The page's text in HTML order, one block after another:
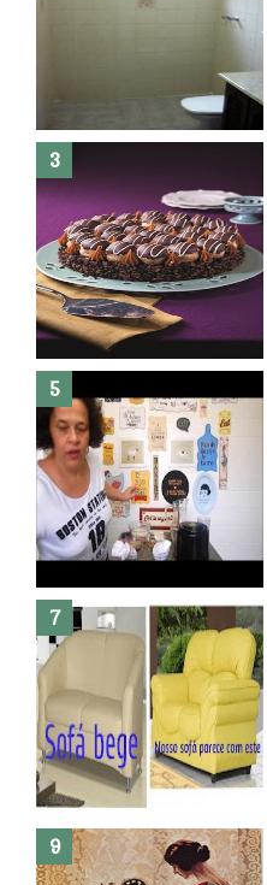
Banheiro novo por menos de
R$300,00 ?? E sem quebra
quebra ??( Editado)
Dez bolos pra fazer antes de
morrer !